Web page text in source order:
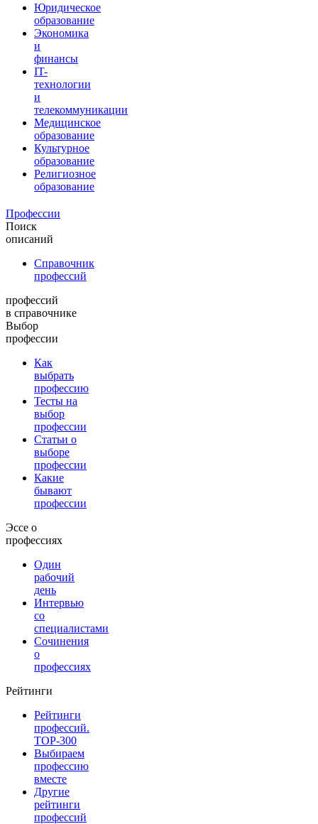
Юридическое
образование
Экономика
и
финансы
IT-
технологии
и
телекоммуникации
Медицинское
образование
Культурное
образование
Религиозное
образование
Профессии
Поиск
описаний
Справочник
профессий
профессий
в справочнике
Выбор
профессии
Как
выбрать
профессию
Тесты на
выбор
профессии
Статьи о
выборе
профессии
Какие
бывают
профессии
Эссе о
профессиях
Один
рабочий
день
Интервью
со
специалистами
Сочинения
о
профессиях
Рейтинги
Рейтинги
профессий.
TOP-300
Выбираем
профессию
вместе
Другие
рейтинги
профессий